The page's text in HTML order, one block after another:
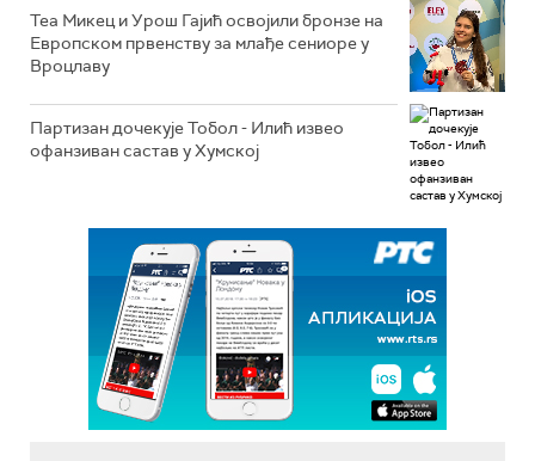
Теа Микец и Урош Гајић освојили бронзе на
Европском првенству за млађе сениоре у
Вроцлаву
Партизан дочекује Тобол - Илић извео
офанзиван састав у Хумској